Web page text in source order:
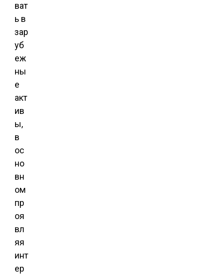
ват
ь в
зар
уб
еж
ны
е
акт
ив
ы,
в
ос
но
вн
ом
пр
оя
вл
яя
инт
ер